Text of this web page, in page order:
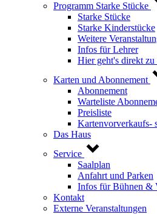
Programm Starke Stücke
Starke Stücke
Starke Kinderstücke
Weitere
Infos für Lehrer
Hier geht's direkt zu
Karten und Abonnement
Abonnement
Warteliste
Preisliste
Kartenvorverkaufs-
Das Haus
Service
Saalplan
Anfahrt und Parken
Infos für Bühnen &
Kontakt
Externe Veranstaltungen